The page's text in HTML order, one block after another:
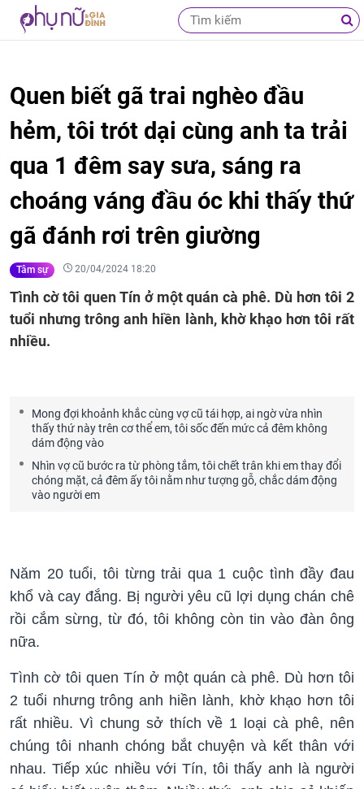
Quen biết gã trai nghèo đầu
hẻm, tôi trót dại cùng anh ta trải
qua 1 đêm say sưa, sáng ra
choáng váng đầu óc khi thấy thứ
gã đánh rơi trên giường
Tâm sự 20/04/2024 18:20
Tình cờ tôi quen Tín ở một quán cà phê. Dù hơn tôi 2
tuổi nhưng trông anh hiền lành, khờ khạo hơn tôi rất
nhiều.
Mong đợi khoảnh khắc cùng vợ cũ tái hợp, ai ngờ vừa nhìn
thấy thứ này trên cơ thể em, tôi sốc đến mức cả đêm không
dám động vào
Nhìn vợ cũ bước ra từ phòng tắm, tôi chết trân khi em thay đổi
chóng mặt, cả đêm ấy tôi nằm như tượng gỗ, chắc dám động
vào người em
Năm 20 tuổi, tôi từng trải qua 1 cuộc tình đầy đau
khổ và cay đắng. Bị người yêu cũ lợi dụng chán chê
rồi cắm sừng, từ đó, tôi không còn tin vào đàn ông
nữa.
Tình cờ tôi quen Tín ở một quán cà phê. Dù hơn tôi
2 tuổi nhưng trông anh hiền lành, khờ khạo hơn tôi
rất nhiều. Vì chung sở thích về 1 loại cà phê, nên
chúng tôi nhanh chóng bắt chuyện và kết thân với
nhau. Tiếp xúc nhiều với Tín, tôi thấy anh là người